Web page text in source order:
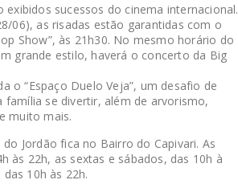
sucessos do cinema internacional.
06), as risadas estão garantidas com o
Show”, às 21h30. No mesmo horário do
grande estilo, haverá o concerto da Big
o “Espaço Duelo Veja”, um desafio de
se divertir, além de arvorismo,
muito mais.
Jordão fica no Bairro do Capivari. As
às 22h, as sextas e sábados, das 10h à
10h às 22h.